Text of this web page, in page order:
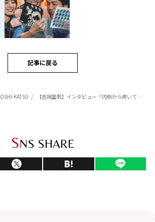
記事に戻る
OSHI-KATSU 【吉岡里帆】インタビュー「内側から疼いていることがすごく重要」
SNS SHARE